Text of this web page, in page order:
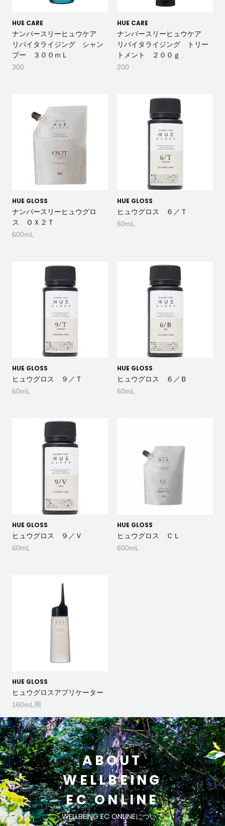
HUE CARE
ナンバースリーヒュウケア
リバイタライジング シャン
プー ３００ｍＬ
300
HUE CARE
ナンバースリーヒュウケア
リバイタライジング トリー
トメント ２００ｇ
200
HUE GLOSS
ナンバースリーヒュウグロ
ス ＯＸ２Ｔ
600mL
HUE GLOSS
ヒュウグロス ６／Ｔ
60mL
HUE GLOSS
ヒュウグロス ９／Ｔ
60mL
HUE GLOSS
ヒュウグロス ６／Ｂ
60mL
HUE GLOSS
ヒュウグロス ９／Ｖ
60mL
HUE GLOSS
ヒュウグロス ＣＬ
600mL
HUE GLOSS
ヒュウグロスアプリケーター
160mL用
ABOUT
WELLBEING
EC ONLINE
WELLBEING EC ONLINEについて